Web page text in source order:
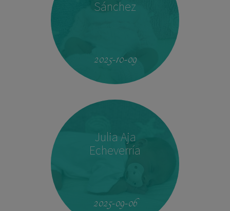
Sánchez
2025-10-09
Julia Aja
Echeverría
2025-09-06